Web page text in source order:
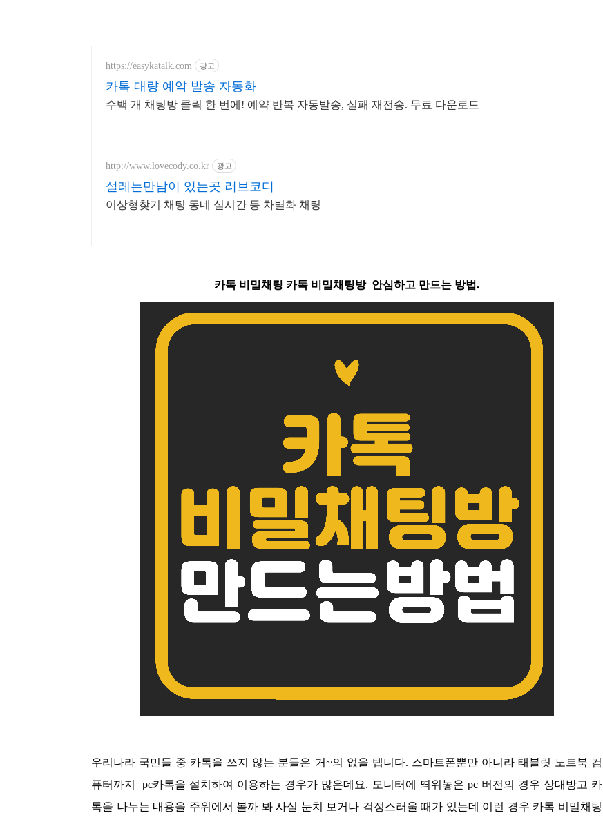
https://easykatalk.com 광고
카톡 대량 예약 발송 자동화
수백 개 채팅방 클릭 한 번에! 예약 반복 자동발송, 실패 재전송. 무료 다운로드
http://www.lovecody.co.kr 광고
설레는만남이 있는곳 러브코디
이상형찾기 채팅 동네 실시간 등 차별화 채팅
카톡 비밀채팅 카톡 비밀채팅방 안심하고 만드는 방법.
우리나라 국민들 중 카톡을 쓰지 않는 분들은 거~의 없을 텝니다. 스마트폰뿐만 아니라 태블릿 노트북 컴
퓨터까지 pc카톡을 설치하여 이용하는 경우가 많은데요. 모니터에 띄워놓은 pc 버전의 경우 상대방고 카
톡을 나누는 내용을 주위에서 볼까 봐 사실 눈치 보거나 걱정스러울 때가 있는데 이런 경우 카톡 비밀채팅